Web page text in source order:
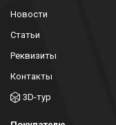
Новости
Статьи
Реквизиты
Контакты
3D-тур